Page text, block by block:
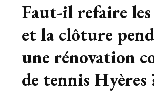
Faut-il refaire
et la clôture
une rénovation
de tennis Hyères